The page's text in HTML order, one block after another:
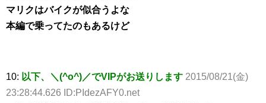
マリクはバイクが似合うよな
本編で乗ってたのもあるけど
10: 以下、＼(^o^)／でVIPがお送りします 2015/08/21(金)
23:28:44.626 ID:PIdezAFY0.net